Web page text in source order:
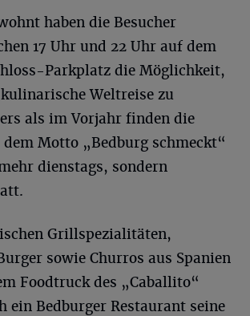
haben die Besucher
17 Uhr und 22 Uhr auf dem
Parkplatz die Möglichkeit,
Weltreise zu
als im Vorjahr finden die
Motto „Bedburg schmeckt“
dienstags, sondern
Grillspezialitäten,
sowie Churros aus Spanien
Foodtruck des „Caballito“
ein Bedburger Restaurant seine